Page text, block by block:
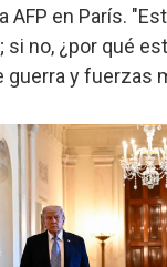
AFP en París.
si no, ¿por qué
y fuerzas